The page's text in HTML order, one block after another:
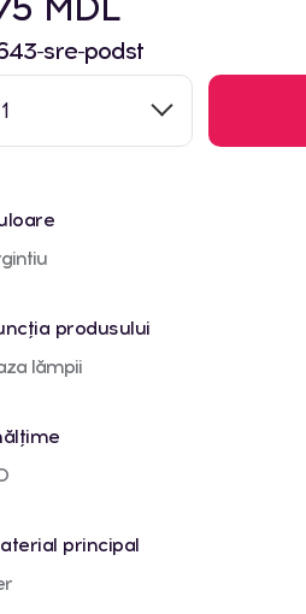
sre-podst
1
produsului
lămpii
principal